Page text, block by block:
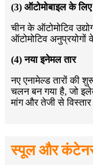
(3) ऑटोमोबाइल के लिए
चीन के ऑटोमोटिव
ऑटोमोटिव अनुप्रयोगों
(4) नया इनेमल तार
नए एनामेल्ड तारों की
चलन बन गया है, जो
मांग और तेजी से विस्तार
स्पूल और